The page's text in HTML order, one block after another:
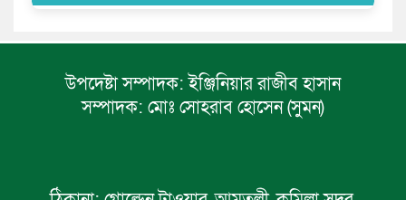
উপদেষ্টা সম্পাদক:ইঞ্জিনিয়ার রাজীব হাসান
সম্পাদক: মোঃ সোহরাব হোসেন (সুমন)